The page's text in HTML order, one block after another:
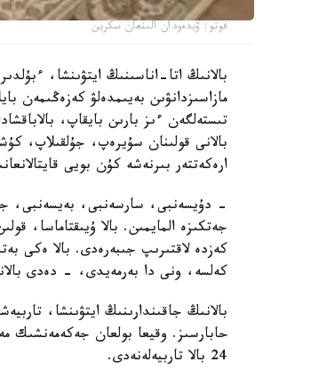
فوتو: ۆيدەودان الىنعان سكرين
بالانىڭ اتا-اناسىنىڭ ايتۋىنشا،
مازاسىزدانۋىن بەيىمدەلۋ كەزەڭىمەن
تىستەلگەن ءىز بارىن بايقاپ،
بالانى قولىنان سۇيرەپ، جۇلقىلاپ،
ارەكەتتەر بىرنەشە كۇن بويى
- دۇيسەنبى، سارسەنبى، بەيسەنبى،
جەتكىزە المايمىن. بالا ۇيىقتاماسا،
كەزدە لاقتىرىپ جىبەرەدى. بالا ەكى
كەلسە، ونى دا بەرمەيدى، - دەدى
بالانىڭ جاقىندارىنىڭ ايتۋىنشا،
حابارسىز. وقيعا بولعان جەكەمەنشىك
24 بالا تاربيەلەنەدى.